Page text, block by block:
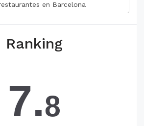
en Barcelona
Ranking
7.8